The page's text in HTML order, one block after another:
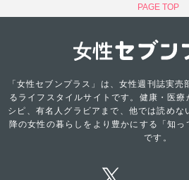
PAGE TOP
「女性セブンプラス」は、女性週刊誌実
るライフスタイルサイトです。健康・医
シピ、有名人グラビアまで、他では読め
降の女性の暮らしをより豊かにする「知
です。